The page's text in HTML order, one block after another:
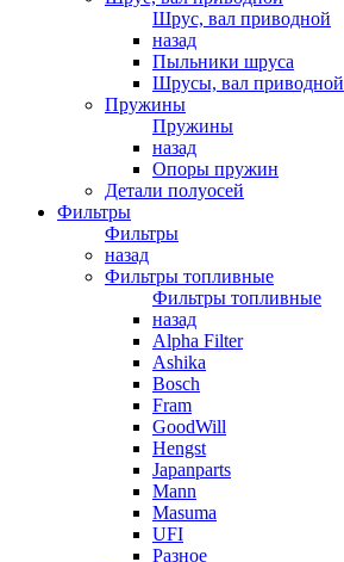
Шрус, вал приводной
назад
Пыльники шруса
Шрусы, вал приводной
Пружины
Пружины
назад
Опоры пружин
Детали полуосей
Фильтры
Фильтры
назад
Фильтры топливные
Фильтры топливные
назад
Alpha Filter
Ashika
Bosch
Fram
GoodWill
Hengst
Japanparts
Mann
Masuma
UFI
Разное